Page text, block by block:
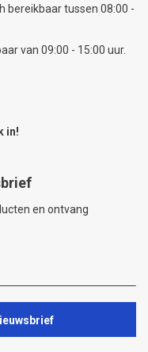
bereikbaar tussen 08:00 -
van 09:00 - 15:00 uur.
in!
en ontvang